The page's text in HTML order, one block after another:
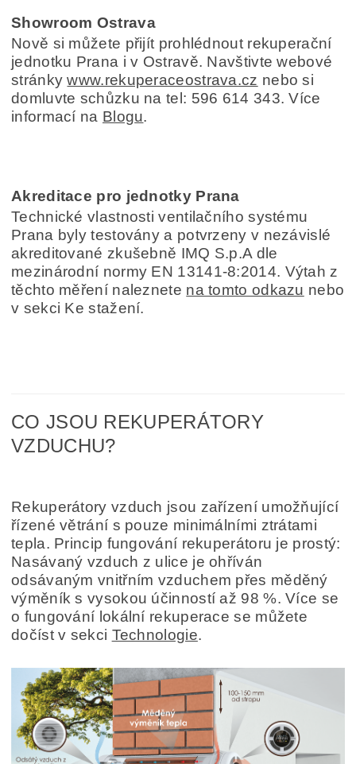
Showroom Ostrava
Nově si můžete přijít prohlédnout rekuperační
jednotku Prana i v Ostravě. Navštivte webové
stránkywww.rekuperaceostrava.cz nebo si
domluvte schůzku na tel: 596 614 343. Více
informací na Blogu.
Akreditace pro jednotky Prana
Technické vlastnosti ventilačního systému
Prana byly testovány a potvrzeny v nezávislé
akreditované zkušebně IMQ S.p.A dle
mezinárodní normy EN 13141-8:2014. Výtah z
těchto měření naleznete na tomto odkazu nebo
v sekci Ke stažení.
CO JSOU REKUPERÁTORY
VZDUCHU?
Rekuperátory vzduch jsou zařízení umožňující
řízené větrání s pouze minimálními ztrátami
tepla. Princip fungování rekuperátoru je prostý:
Nasávaný vzduch z ulice je ohříván
odsávaným vnitřním vzduchem přes měděný
výměník s vysokou účinností až 98 %. Více se
o fungování lokální rekuperace se můžete
dočíst v sekci Technologie.